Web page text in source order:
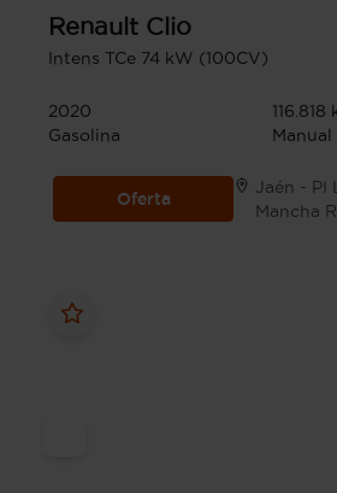
Renault Clio
Intens TCe 74 kW (100CV)
2020
116.818
Gasolina
Manual
Oferta
Jaén - PI
Mancha